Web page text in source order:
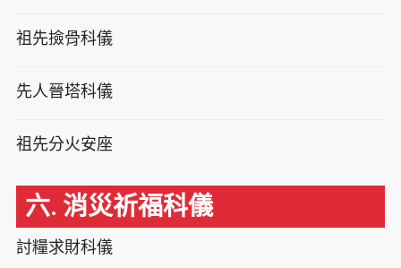
祖先撿骨科儀
先人晉塔科儀
祖先分火安座
六. 消災祈福科儀
討糧求財科儀